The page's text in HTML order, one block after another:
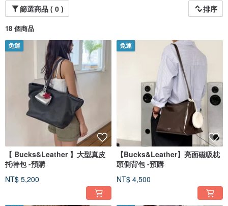
篩選商品 ( 0 )
排序
18 個商品
免運
【 Bucks&Leather 】大型真皮
托特包 -預購
NT$ 5,200
免運
【Bucks&Leather】亮面磁吸枕
頭側背包 -預購
NT$ 4,500